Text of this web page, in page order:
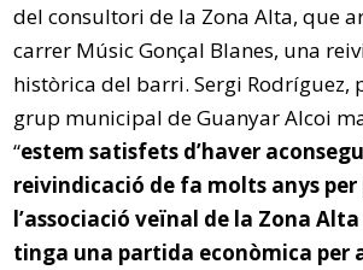
del consultori de la Zona Alta, que
carrer Músic Gonçal Blanes, una
històrica del barri. Sergi Rodríguez,
grup municipal de Guanyar Alcoi
“estem satisfets d’haver
reivindicació de fa molts anys
l’associació veïnal de la Zona
tinga una partida econòmica per